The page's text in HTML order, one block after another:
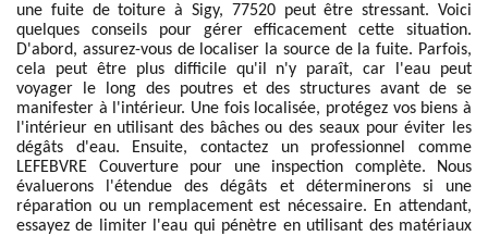
une fuite de toiture à Sigy, 77520 peut être stressant. Voici
quelques conseils pour gérer efficacement cette situation.
D'abord, assurez-vous de localiser la source de la fuite. Parfois,
cela peut être plus difficile qu'il n'y paraît, car l'eau peut
voyager le long des poutres et des structures avant de se
manifester à l'intérieur. Une fois localisée, protégez vos biens à
l'intérieur en utilisant des bâches ou des seaux pour éviter les
dégâts d'eau. Ensuite, contactez un professionnel comme
LEFEBVRE Couverture pour une inspection complète. Nous
évaluerons l'étendue des dégâts et déterminerons si une
réparation ou un remplacement est nécessaire. En attendant,
essayez de limiter l'eau qui pénètre en utilisant des matériaux